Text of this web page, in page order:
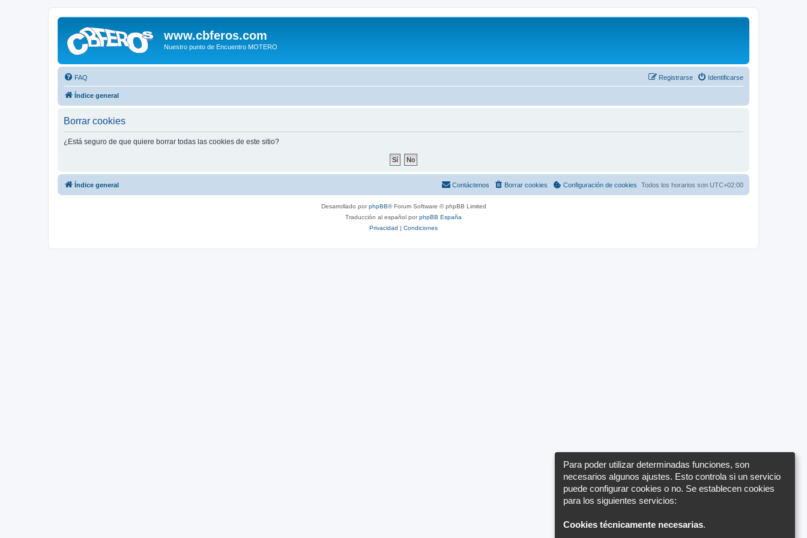
www.cbferos.com
Nuestro punto de Encuentro MOTERO
FAQ Identificarse
Registrarse
Índice general
Borrar cookies
¿Está seguro de que quiere borrar todas las cookies de este sitio?
Índice general Todos los horarios son UTC+02:00
Configuración de cookies
Borrar cookies
Contáctenos
Desarrollado porphpBB® Forum Software © phpBB Limited
Traducción al español porphpBB España
Privacidad | Condiciones
Para poder utilizar determinadas funciones, son
necesarios algunos ajustes. Esto controla si un servicio
puede configurar cookies o no. Se establecen cookies
para los siguientes servicios:
Cookies técnicamente necesarias.